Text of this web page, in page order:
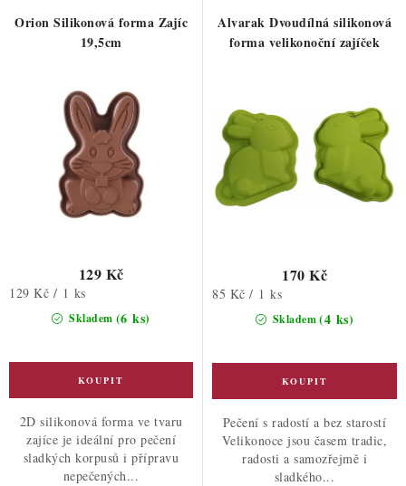
Nepřevzetí zásilky na dobírku
Hodnocení obchodu
Moje objednávka
Podmínky ochrany osobních údajů
u
d
Orion Silikonová forma Zajíc
19,5cm
Skladem (6 ks)
129 Kč
Měrná
129 Kč / 1 ks
2D silikonová forma ve tvaru
zajíce je ideální pro pečení
sladkých korpusů i přípravu
nepečených...
Alvarak Dvoudílná silikonová
forma velikonoční zajíček
Skladem(4 ks)
170 Kč
Měrná
85 Kč / 1 ks
Pečení s radostí a bez starostí
Velikonoce jsou časem tradic,
radosti a samozřejmě i
sladkého...